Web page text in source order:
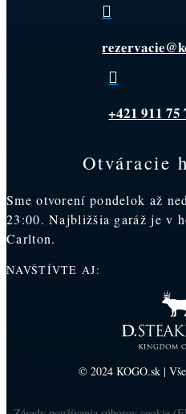


+421 911 75
Otváracie
Sme otvorení pondelok až
23:00. Najbližšia garáž je v
Carlton.
NAVŠTÍVTE AJ:
© 2024 KOGO.sk |